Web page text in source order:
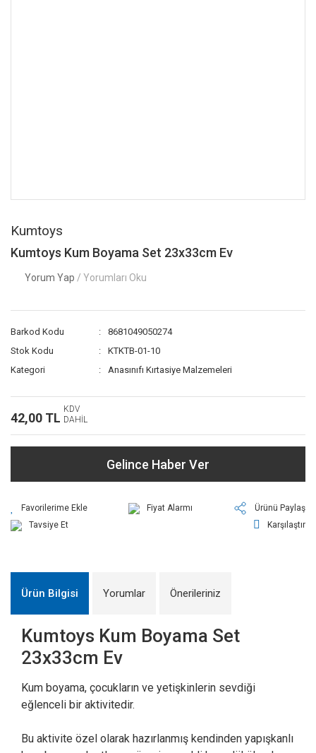
Kumtoys
Kumtoys Kum Boyama Set 23x33cm Ev
Yorum Yap / Yorumları Oku
Barkod Kodu
8681049050274
Stok Kodu
KTKTB-01-10
Kategori
Anasınıfı Kırtasiye Malzemeleri
42,00 TL
KDV
DAHİL
Gelince Haber Ver
Fiyat Alarmı
Ürünü Paylaş
Tavsiye Et
Karşılaştır
Ürün Bilgisi Yorumlar Önerileriniz
Kumtoys Kum Boyama Set
23x33cm Ev
Kum boyama, çocukların ve yetişkinlerin sevdiği
eğlenceli bir aktivitedir.
Bu aktivite özel olarak hazırlanmış kendinden yapışkanlı